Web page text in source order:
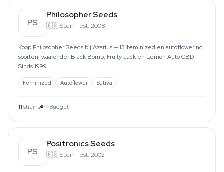
PS
Philosopher Seeds
🇪🇸Spain · est. 2008
Koop Philosopher Seeds bij Azarius — 13 feminized en autoflowering
soorten, waaronder Black Bomb, Fruity Jack en Lemon Auto CBD.
Sinds 1999.
Feminized Autoflower Sativa
11 strains Budget
PS
Positronics Seeds
🇪🇸Spain · est. 2002